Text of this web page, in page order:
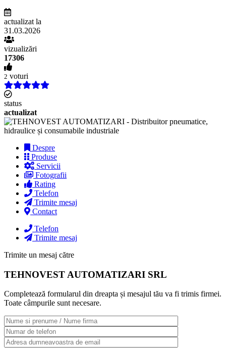
actualizat la
31.03.2026
vizualizări
17306
2 voturi
status
actualizat
Despre
Produse
Servicii
Fotografii
Rating
Telefon
Trimite mesaj
Contact
Telefon
Trimite mesaj
Trimite un mesaj către
TEHNOVEST AUTOMATIZARI SRL
Completează formularul din dreapta și mesajul tău va fi trimis firmei.
Toate câmpurile sunt necesare.